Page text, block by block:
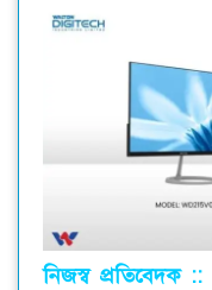
নিজস্ব প্রতিবেদক ::